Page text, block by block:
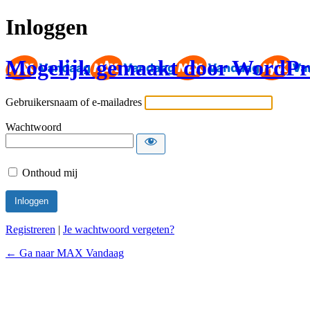
Inloggen
Mogelijk gemaakt door
Gebruikersnaam of e-mailadres
Wachtwoord
Onthoud mij
Registreren | Je wachtwoord vergeten?
← Ga naar MAX Vandaag